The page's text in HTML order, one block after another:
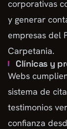
corporativas
y generar
empresas del
Carpetania.
Clínicas y
Webs
sistema de
testimonios
confianza